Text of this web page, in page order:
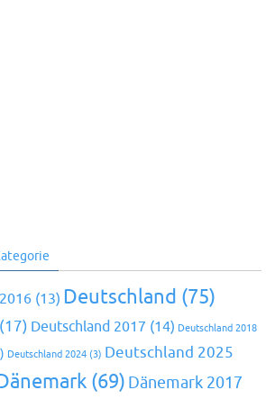
(13) Deutschland (75)
(17) Deutschland 2017 (14) Deutschland 2018
Deutschland 2024 (3) Deutschland 2025
(69) Dänemark 2017